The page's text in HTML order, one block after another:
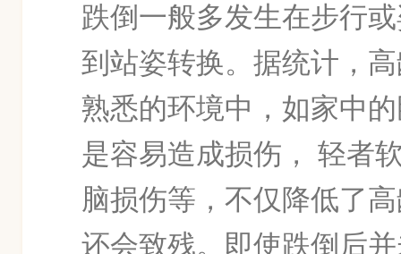
跌倒一般多发生在步行
到站姿转换。据统计，
熟悉的环境中，如家中
是容易造成损伤，
轻者
脑损伤等，不仅降低了
还会致残。即使跌倒后